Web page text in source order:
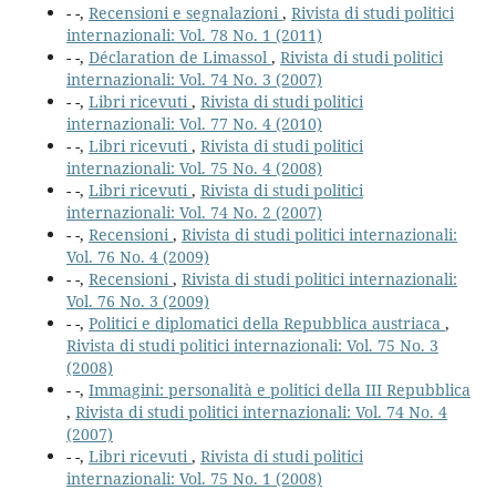
- -, Recensioni e segnalazioni, Rivista di studi politici
internazionali: Vol. 78 No. 1 (2011)
- -, Déclaration de Limassol , Rivista di studi politici
internazionali: Vol. 74 No. 3 (2007)
- -, Libri ricevuti, Rivista di studi politici
internazionali: Vol. 77 No. 4 (2010)
- -, Libri ricevuti, Rivista di studi politici
internazionali: Vol. 75 No. 4 (2008)
- -, Libri ricevuti, Rivista di studi politici
internazionali: Vol. 74 No. 2 (2007)
- -, Recensioni, Rivista di studi politici internazionali:
Vol. 76 No. 4 (2009)
- -, Recensioni, Rivista di studi politici internazionali:
Vol. 76 No. 3 (2009)
- -, Politici e diplomatici della Repubblica austriaca ,
Rivista di studi politici internazionali: Vol. 75 No. 3
(2008)
- -, Immagini: personalità e politici della III Repubblica
, Rivista di studi politici internazionali: Vol. 74 No. 4
(2007)
- -, Libri ricevuti, Rivista di studi politici
internazionali: Vol. 75 No. 1 (2008)